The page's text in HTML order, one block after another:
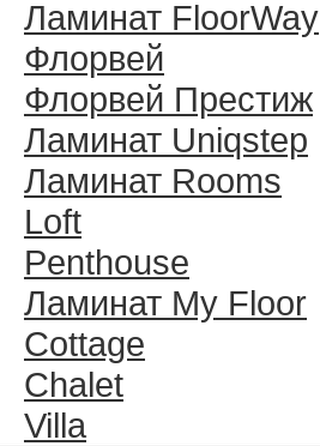
Ламинат FloorWay
Флорвей
Флорвей Престиж
Ламинат Uniqstep
Ламинат Rooms
Loft
Penthouse
Ламинат My Floor
Cottage
Chalet
Villa